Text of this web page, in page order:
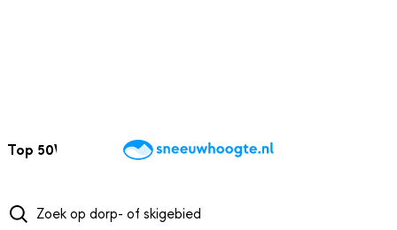
Top 50Webcams WintersportweerKaarten